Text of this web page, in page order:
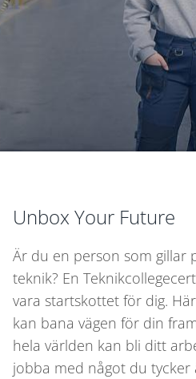
Unbox Your Future
Är du en person som gillar
teknik? En
vara startskottet för dig.
kan bana vägen för din
hela världen kan bli ditt
jobba med något du